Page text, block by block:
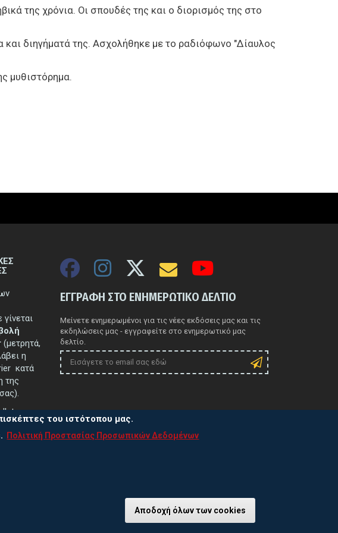
της χρόνια. Οι σπουδές της και ο διορισμός της στο
και διηγήματά της. Ασχολήθηκε με το ραδιόφωνο "Δίαυλος
μυθιστόρημα.
(μετρητά,
η
κατά
της
ΕΓΓΡΑΦΗ ΣΤΟ ΕΝΗΜΕΡΩΤΙΚΟ ΔΕΛΤΙΟ
Μείνετε ενημερωμένοι για τις νέες εκδόσεις μας και τις
εκδηλώσεις μας - εγγραφείτε στο ενημερωτικό μας
δελτίο.
Πολιτική χρήσης Cookies
του ιστότοπου μας.
Πολιτική Προστασίας Προσωπικών Δεδομένων
Αποδοχή όλων των cookies